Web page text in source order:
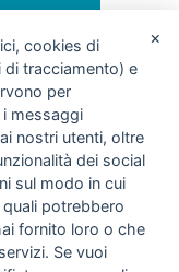
II
20)
cookies di
tracciamento) e
per
i messaggi
nostri utenti, oltre
dei social
sul modo in cui
potrebbero
fornito loro o che
Se vuoi
×